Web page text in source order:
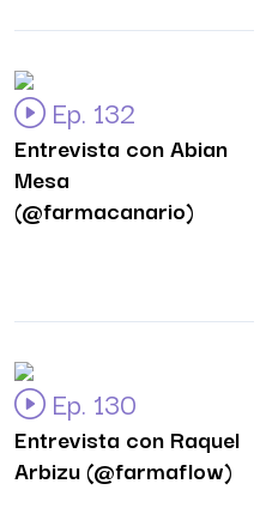
Ep. 132
Entrevista con Abian
Mesa
(@farmacanario)
Ep. 130
Entrevista con Raquel
Arbizu (@farmaflow)